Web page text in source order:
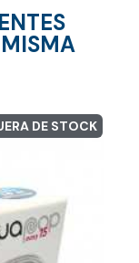
DE STOCK